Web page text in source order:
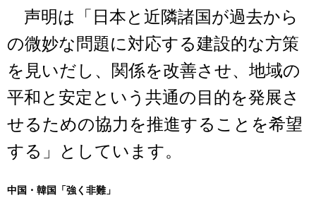
声明は「日本と近隣諸国が過去から
の微妙な問題に対応する建設的な方策
を見いだし、関係を改善させ、地域の
平和と安定という共通の目的を発展さ
せるための協力を推進することを希望
する」としています。
中国・韓国「強く非難」